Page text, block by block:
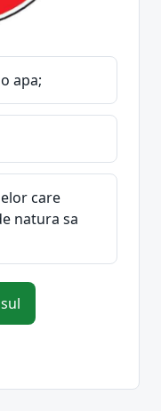
apa;
care
natura sa